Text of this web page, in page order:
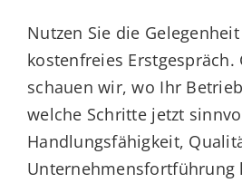
Nutzen Sie die
kostenfreies Erstgespräch.
schauen wir, wo Ihr
welche Schritte jetzt
Handlungsfähigkeit,
Unternehmensfortführung